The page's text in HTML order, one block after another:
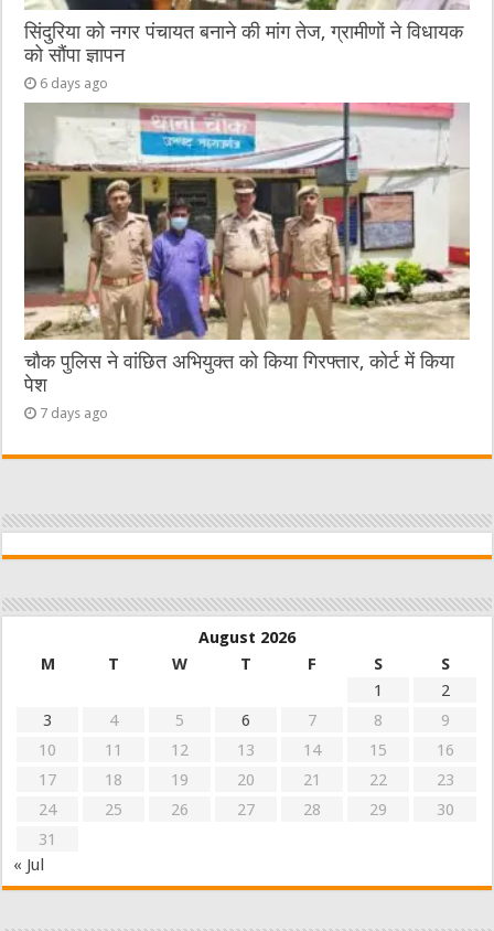
सिंदुरिया को नगर पंचायत बनाने की मांग तेज, ग्रामीणों ने विधायक
को सौंपा ज्ञापन
6 days ago
चौक पुलिस ने वांछित अभियुक्त को किया गिरफ्तार, कोर्ट में किया
पेश
7 days ago
August 2026
M
T W T F S
S
1
2
3
4 5 6 7 8
9
10
11 12 13 14 15
16
17
18 19 20 21 22
23
24
25 26 27 28 29
30
31
« Jul